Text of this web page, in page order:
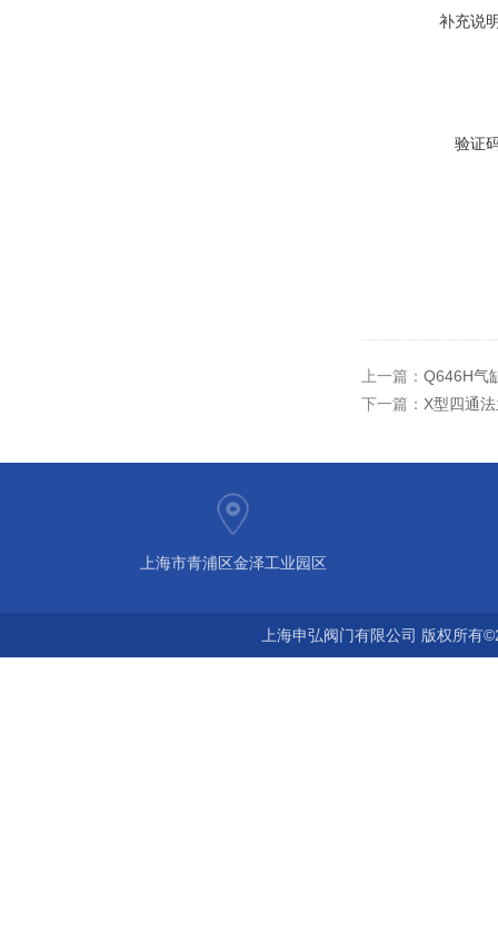
补充说
验证
上一篇： Q646H气
下一篇： X型四通
上海市青浦区金泽工业园区
上海申弘阀门有限公司 版权所有